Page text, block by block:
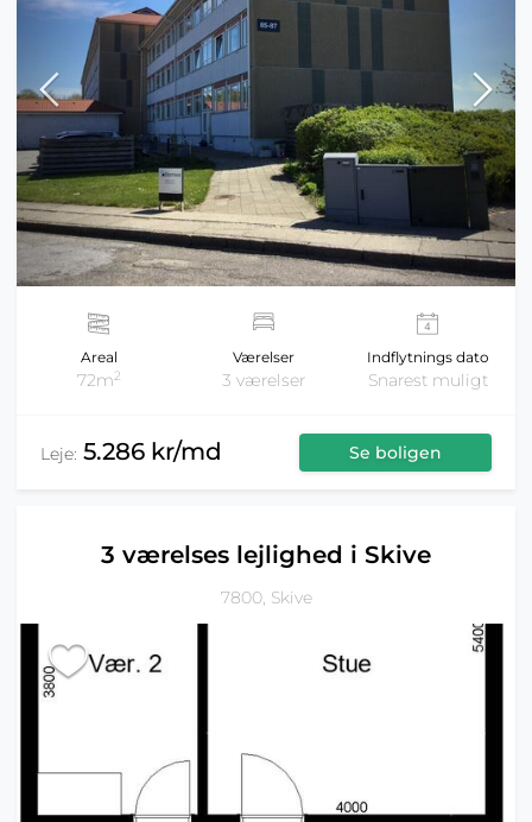
Areal
72m2
Værelser
3 værelser
Indflytnings dato
Snarest muligt
Leje: 5.286 kr/md Se boligen
3 værelses lejlighed i Skive
7800, Skive